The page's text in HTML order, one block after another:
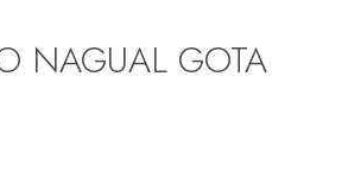
NAGUAL GOTA